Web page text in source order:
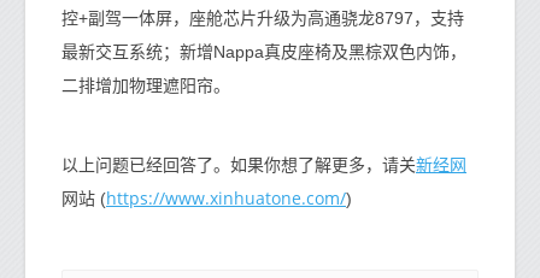
控+副驾一体屏，座舱芯片升级为高通骁龙8797，支持
最新交互系统；新增Nappa真皮座椅及黑棕双色内饰，
二排增加物理遮阳帘。
以上问题已经回答了。如果你想了解更多，请关新经网
网站 (https://www.xinhuatone.com/)